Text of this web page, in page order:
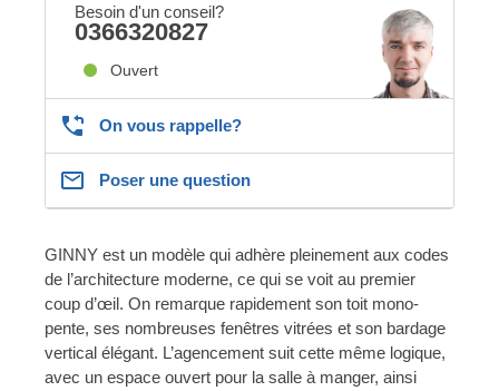
Besoin d'un conseil?
0366320827
Ouvert
On vous rappelle?
Poser une question
GINNY est un modèle qui adhère pleinement aux codes
de l’architecture moderne, ce qui se voit au premier
coup d’œil. On remarque rapidement son toit mono-
pente, ses nombreuses fenêtres vitrées et son bardage
vertical élégant. L’agencement suit cette même logique,
avec un espace ouvert pour la salle à manger, ainsi